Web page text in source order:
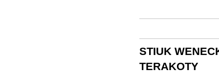
STIUK
TERAKOTY